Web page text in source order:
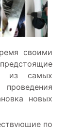
своими
из самых
новых
по